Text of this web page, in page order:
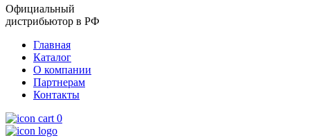
Официальный
дистрибьютор в РФ
Главная
Каталог
О компании
Партнерам
Контакты
0